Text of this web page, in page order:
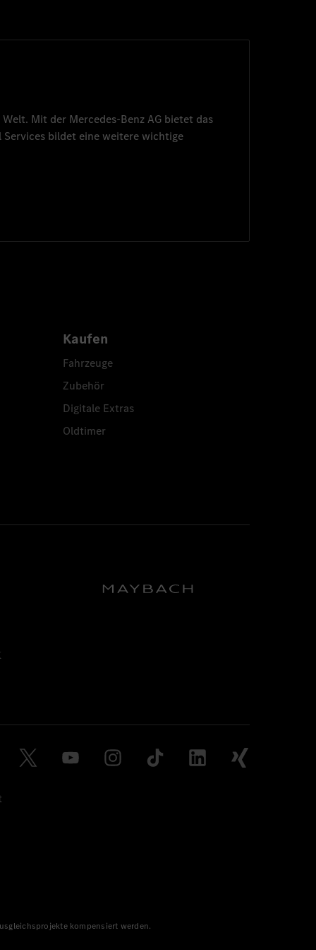
Mit der Mercedes-Benz AG bietet das
Services bildet eine weitere wichtige
Kaufen
Fahrzeuge
Zubehör
Digitale Extras
Oldtimer
kompensiert werden.